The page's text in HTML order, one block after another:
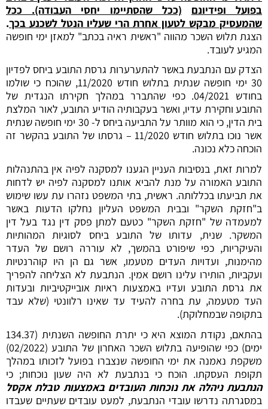
בפועל ופידיונם
(ככל שהסתיימו יחסי העבודה). ככל
שהמעסיק מבקש לטעון אחרת הרי שעליו הנטל לשכנע בכך.
הצגת תלוש השכר מהווה "ראשית ראיה בכתב" למאזן ימי חופשה
המגיע לעובד.
הצדק עם הנתבעת באשר להתערערות גרסת התובע ביחס לפדיון
30 ימי חופשה שנתית בתלוש חודש 11/2020, שהוכח כי שולמו
בחודש 04/2021. כפי שהתברר במהלך חקירתו הנגדית של
התובע וחקירת עדיו, ואשר בעקבותיה הודיע התובע, לאור המלצת
בית הדין, כי הוא מוותר על התביעה ביחס ל- 30 ימי חופשה שנתית
אשר נוכו בתלוש חודש 11/2020 – גרסתו של התובע בהקשר זה
הוכחה כלא נכונה.
למרות זאת, בנסיבות העניין הגענו למסקנה לפיה אין בהתנהלות
התובע האמורה על מנת להביא אותנו למסקנה לפיה יש לדחות
את תביעתו בכללותה. ראשית, בתי המשפט נזהרו עת עשו שימוש
ב"חזקת השקר" ובבית המשפט העליון נחלקו הדעות באשר
למעמדה של "חזקת השקר" כטעם למתן פסק דין נגד בעל דין
המשקר. שנית, עדותו של התובע ביחס לסוגיות המהותיות
והעיקריות, כפי שיפורט בהמשך, לא עוררה רושם של העדר
מהימנות, ועדויות העדים מטעמו, אשר גם הן היו קוהרנטיות
ועקביות, הותירו עלינו רושם אמין. הנתבעת לא הצליחה להפריך
את גרסת התובע ועדיו באמצעות ראיות אובייקטיביות ובעדות
העד מטעמה, עת בחרה להעיד עד שאינו רלוונטי (שלא עבד
בתקופה שבמחלוקת).
בהתאם, נקודת המוצא היא כי יתרת החופשה השנתית (134.37
ימים) כפי שהופיעה בתלוש השכר האחרון של התובע (02/2022)
משקפת נאמנה את ימי החופשה שנצברו בפועל לזכותו במהלך
תקופת העסקתו. הוכח כי בנתבעת לא היה שעון נוכחות; כי
הנתבעת ניהלה את נוכחות העובדים באמצעות טבלת אקסל
במסגרתה נדרשו עובדי הנתבעת, למעט עובדים שעתיים שעבדו